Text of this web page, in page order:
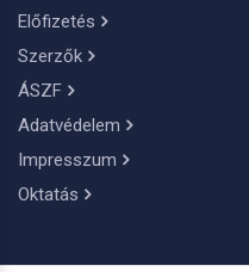
Előfizetés
Szerzők
ÁSZF
Adatvédelem
Impresszum
Oktatás